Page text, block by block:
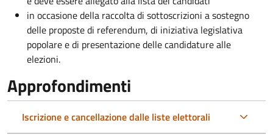
in occasione della raccolta di sottoscrizioni a sostegno
delle proposte di referendum, di iniziativa legislativa
popolare e di presentazione delle candidature alle
elezioni.
Approfondimenti
Iscrizione e cancellazione dalle liste elettorali